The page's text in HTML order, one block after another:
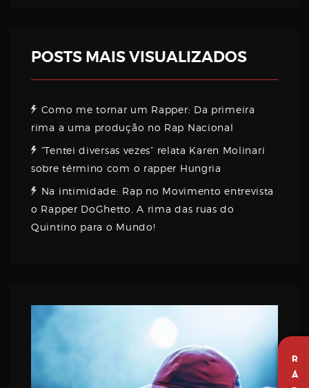
R
Á
POSTS MAIS VISUALIZADOS
Como me tornar um Rapper: Da primeira
rima a uma produção no Rap Nacional
“Tentei diversas vezes” relata Karen Molinari
sobre término com o rapper Hungria
Na intimidade: Rap no Movimento entrevista
o Rapper DoGhetto. A rima das ruas do
Quintino para o Mundo!